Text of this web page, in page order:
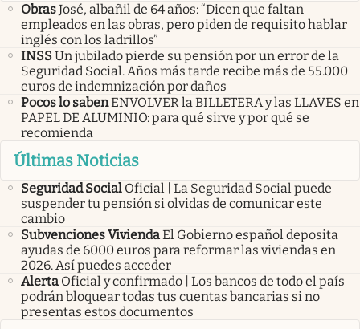
ObrasJosé, albañil de 64 años: “Dicen que faltan
empleados en las obras, pero piden de requisito hablar
inglés con los ladrillos”
INSSUn jubilado pierde su pensión por un error de la
Seguridad Social. Años más tarde recibe más de 55.000
euros de indemnización por daños
Pocos lo sabenENVOLVER la BILLETERA y las LLAVES en
PAPEL DE ALUMINIO: para qué sirve y por qué se
recomienda
Últimas Noticias
Seguridad Social Oficial | La Seguridad Social puede
suspender tu pensión si olvidas de comunicar este
cambio
Subvenciones ViviendaEl Gobierno español deposita
ayudas de 6000 euros para reformar las viviendas en
2026. Así puedes acceder
Alerta Oficial y confirmado | Los bancos de todo el país
podrán bloquear todas tus cuentas bancarias si no
presentas estos documentos